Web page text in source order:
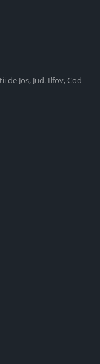
de Jos, Jud. Ilfov, Cod